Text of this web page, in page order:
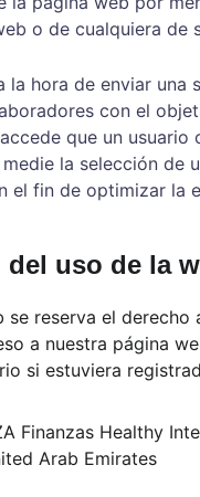
o de cualquiera de
la hora de enviar
con el
que un
la selección de
el fin de optimizar la
uso de la
se reserva el
a nuestra página
si estuviera
Finanzas Healthy
Arab Emirates